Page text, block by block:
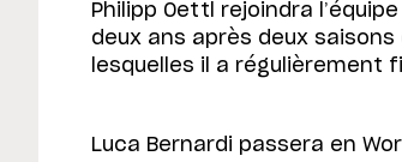
Philipp Oettl rejoindra
deux ans après deux
lesquelles il a régulièrement
Luca Bernardi passera en